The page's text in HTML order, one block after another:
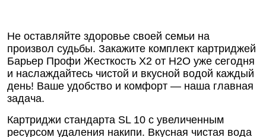
Не оставляйте здоровье своей семьи на
произвол судьбы. Закажите комплект картриджей
Барьер Профи Жесткость Х2 от Н2О уже сегодня
и наслаждайтесь чистой и вкусной водой каждый
день! Ваше удобство и комфорт — наша главная
задача.
Картриджи стандарта SL 10 с увеличенным
ресурсом удаления накипи. Вкусная чистая вода